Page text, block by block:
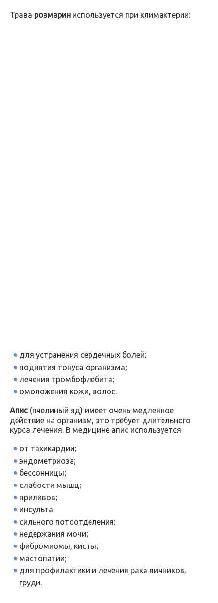
Трава розмарин используется при климактерии:
для устранения сердечных болей;
поднятия тонуса организма;
лечения тромбофлебита;
омоложения кожи, волос.
Апис (пчелиный яд) имеет очень медленное
действие на организм, это требует длительного
курса лечения. В медицине апис используется:
от тахикардии;
эндометриоза;
бессонницы;
слабости мышц;
приливов;
инсульта;
сильного потоотделения;
недержания мочи;
фибромиомы, кисты;
мастопатии;
для профилактики и лечения рака яичников,
груди.